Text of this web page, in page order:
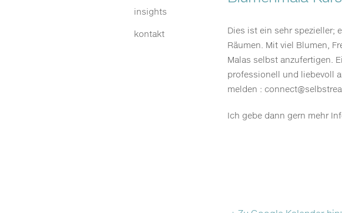
insights
kontakt
Dies ist ein sehr spezieller;
Räumen. Mit viel Blumen,
Malas selbst anzufertigen.
professionell und liebevoll
melden :
Ich gebe dann gern mehr